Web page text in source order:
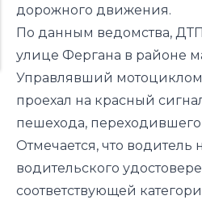
дорожного движения.
По данным ведомства,
улице Фергана в районе
Управлявший
проехал на красный
пешехода, переходившего
Отмечается, что водитель
водительского
соответствующей